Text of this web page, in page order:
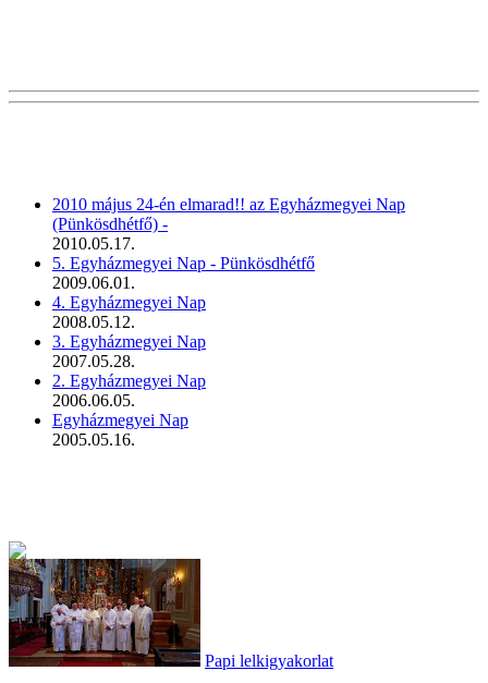
2010 május 24-én elmarad!! az Egyházmegyei Nap
(Pünkösdhétfő) -
2010.05.17.
5. Egyházmegyei Nap - Pünkösdhétfő
2009.06.01.
4. Egyházmegyei Nap
2008.05.12.
3. Egyházmegyei Nap
2007.05.28.
2. Egyházmegyei Nap
2006.06.05.
Egyházmegyei Nap
2005.05.16.
Papi lelkigyakorlat